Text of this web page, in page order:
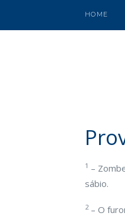
HOME
1 –
sábio.
2– O